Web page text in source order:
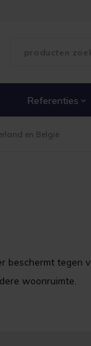
Referenties
en België
tegen
woonruimte.